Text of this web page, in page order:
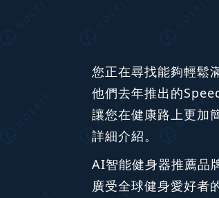
您正在尋找能夠輕鬆
他們去年推出的
讓您在健康路上更加
詳細介紹。
AI智能健身器推薦品
廣受全球健身愛好者